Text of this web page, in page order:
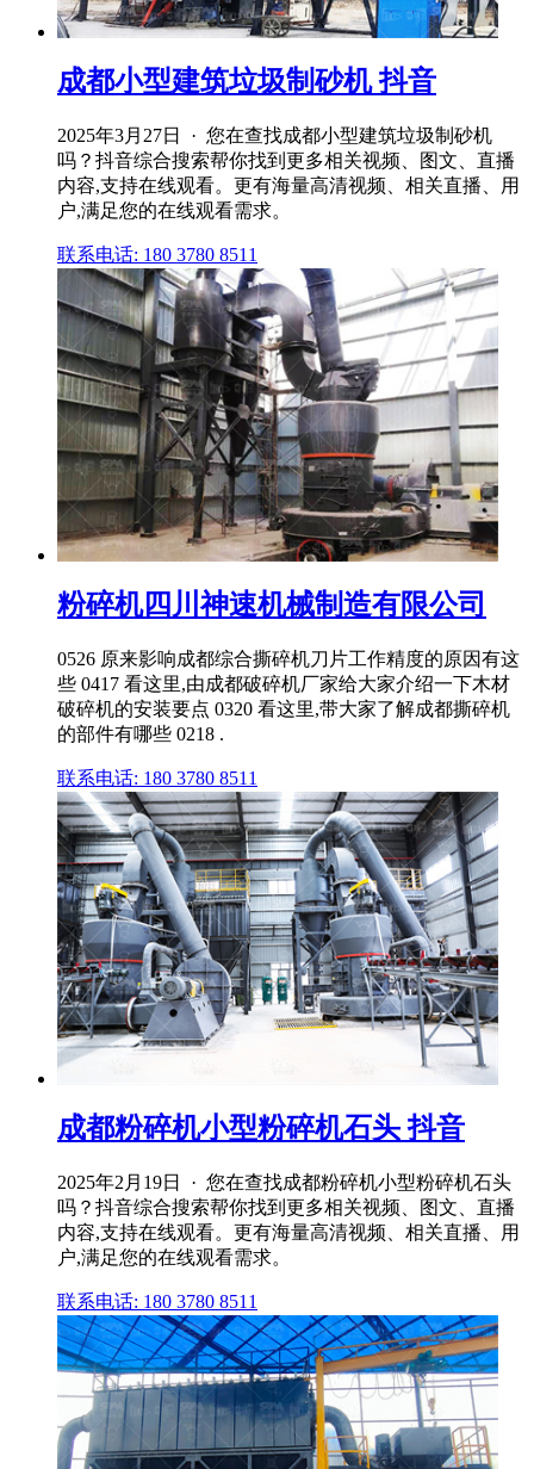
成都小型建筑垃圾制砂机 抖音
2025年3月27日 · 您在查找成都小型建筑垃圾制砂机
吗？抖音综合搜索帮你找到更多相关视频、图文、直播
内容,支持在线观看。更有海量高清视频、相关直播、用
户,满足您的在线观看需求。
联系电话: 180 3780 8511
粉碎机四川神速机械制造有限公司
0526 原来影响成都综合撕碎机刀片工作精度的原因有这
些 0417 看这里,由成都破碎机厂家给大家介绍一下木材
破碎机的安装要点 0320 看这里,带大家了解成都撕碎机
的部件有哪些 0218 .
联系电话: 180 3780 8511
成都粉碎机小型粉碎机石头 抖音
2025年2月19日 · 您在查找成都粉碎机小型粉碎机石头
吗？抖音综合搜索帮你找到更多相关视频、图文、直播
内容,支持在线观看。更有海量高清视频、相关直播、用
户,满足您的在线观看需求。
联系电话: 180 3780 8511